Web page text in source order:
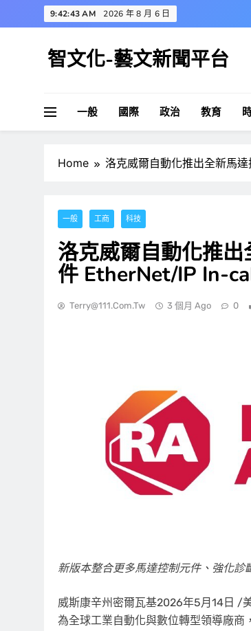
to
9:42:44 AM 2026 年 8 月 6 日
智文化-藝文新聞平台
一般 國際 政治 教育
Home 洛克威爾自動化推出全新馬
一般 工商 科技
洛克威爾自動化推
件 EtherNet/IP In-
Terry@111.com.tw 3 個月 Ago 0
新版本整合更多馬達控制元件、強化診
威斯康辛州密爾瓦基2026年5月14日 /
為全球工業自動化與數位轉型領導廠商